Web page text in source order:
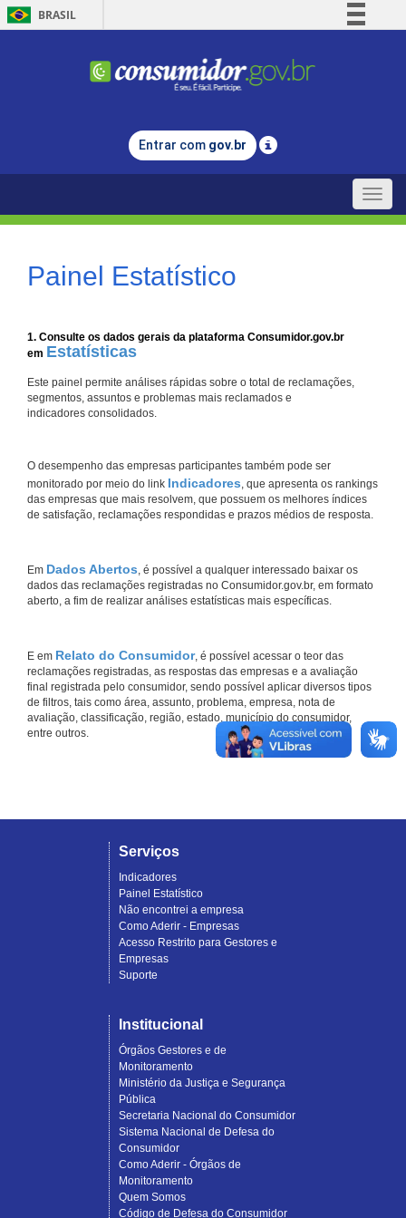
BRASIL
Comunica BR
Legislação
Entrar com gov.br
Toggle
Painel Estatístico
1. Consulte os dados gerais da plataforma Consumidor.gov.br
em Estatísticas
Este painel permite análises rápidas sobre o total de reclamações,
segmentos, assuntos e problemas mais reclamados e
indicadores consolidados.
O desempenho das empresas participantes também pode ser
monitorado por meio do link Indicadores, que apresenta os rankings
das empresas que mais resolvem, que possuem os melhores índices
de satisfação, reclamações respondidas e prazos médios de resposta.
Em Dados Abertos, é possível a qualquer interessado baixar os
dados das reclamações registradas no Consumidor.gov.br, em formato
aberto, a fim de realizar análises estatísticas mais específicas.
E em Relato do Consumidor, é possível acessar o teor das
reclamações registradas, as respostas das empresas e a avaliação
final registrada pelo consumidor, sendo possível aplicar diversos tipos
de filtros, tais como área, assunto, problema, empresa, nota de
avaliação, classificação, região, estado, município do consumidor,
entre outros.
Serviços
Indicadores
Painel Estatístico
Não encontrei a empresa
Como Aderir - Empresas
Acesso Restrito para Gestores e
Empresas
Suporte
Institucional
Órgãos Gestores e de
Monitoramento
Ministério da Justiça e Segurança
Pública
Secretaria Nacional do Consumidor
Sistema Nacional de Defesa do
Consumidor
Como Aderir - Órgãos de
Monitoramento
Quem Somos
Código de Defesa do Consumidor